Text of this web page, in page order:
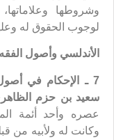
وشروطها
لوجوب الحقوق له
الأندلسي وأصول
7 ـ الإحكام في
سعيد بن حزم الظاهري (384 ـ
عصره وأحد أئمة
وكانت له ولأبيه من